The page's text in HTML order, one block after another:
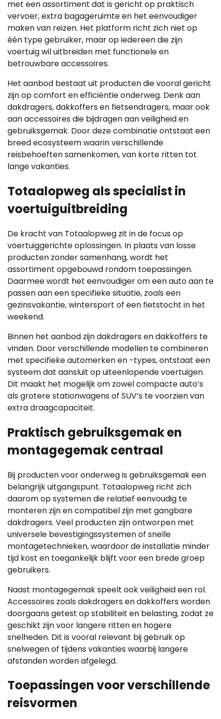
met een assortiment dat is gericht op praktisch
vervoer, extra bagageruimte en het eenvoudiger
maken van reizen. Het platform richt zich niet op
één type gebruiker, maar op iedereen die zijn
voertuig wil uitbreiden met functionele en
betrouwbare accessoires.
Het aanbod bestaat uit producten die vooral gericht
zijn op comfort en efficiëntie onderweg. Denk aan
dakdragers, dakkoffers en fietsendragers, maar ook
aan accessoires die bijdragen aan veiligheid en
gebruiksgemak. Door deze combinatie ontstaat een
breed ecosysteem waarin verschillende
reisbehoeften samenkomen, van korte ritten tot
lange vakanties.
Totaalopweg als specialist in
voertuiguitbreiding
De kracht van Totaalopweg zit in de focus op
voertuiggerichte oplossingen. In plaats van losse
producten zonder samenhang, wordt het
assortiment opgebouwd rondom toepassingen.
Daarmee wordt het eenvoudiger om een auto aan te
passen aan een specifieke situatie, zoals een
gezinsvakantie, wintersport of een fietstocht in het
weekend.
Binnen het aanbod zijn dakdragers en dakkoffers te
vinden. Door verschillende modellen te combineren
met specifieke automerken en -types, ontstaat een
systeem dat aansluit op uiteenlopende voertuigen.
Dit maakt het mogelijk om zowel compacte auto’s
als grotere stationwagens of SUV’s te voorzien van
extra draagcapaciteit.
Praktisch gebruiksgemak en
montagegemak centraal
Bij producten voor onderweg is gebruiksgemak een
belangrijk uitgangspunt. Totaalopweg richt zich
daarom op systemen die relatief eenvoudig te
monteren zijn en compatibel zijn met gangbare
dakdragers. Veel producten zijn ontworpen met
universele bevestigingssystemen of snelle
montagetechnieken, waardoor de installatie minder
tijd kost en toegankelijk blijft voor een brede groep
gebruikers.
Naast montagegemak speelt ook veiligheid een rol.
Accessoires zoals dakdragers en dakkoffers worden
doorgaans getest op stabiliteit en belasting, zodat ze
geschikt zijn voor langere ritten en hogere
snelheden. Dit is vooral relevant bij gebruik op
snelwegen of tijdens vakanties waarbij langere
afstanden worden afgelegd.
Toepassingen voor verschillende
reisvormen